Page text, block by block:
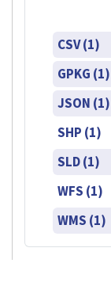
CSV (1)
GPKG (1)
JSON (1)
SHP (1)
SLD (1)
WFS (1)
WMS (1)